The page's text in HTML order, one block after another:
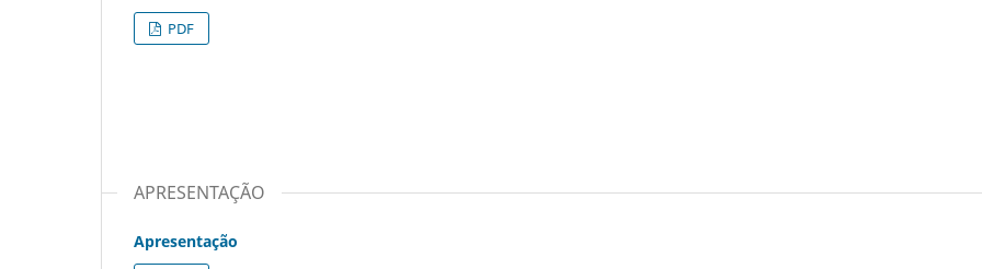
PDF
APRESENTAÇÃO
Apresentação